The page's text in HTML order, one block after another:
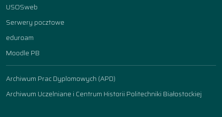
USOSweb
Serwery pocztowe
eduroam
Moodle PB
Archiwum Prac Dyplomowych (APD)
Archiwum Uczelniane i Centrum Historii Politechniki Białostockiej